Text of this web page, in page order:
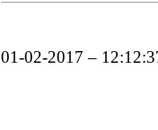
01-02-2017 –